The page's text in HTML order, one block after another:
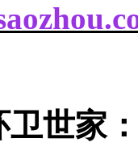
卫世家